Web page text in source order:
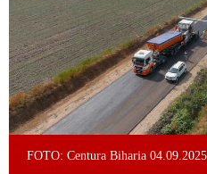
FOTO: Centura Biharia 04.09.2025